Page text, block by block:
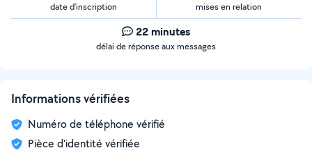
date d’inscription mises en relation
22 minutes
délai de réponse aux messages
Informations vérifiées
Numéro de téléphone vérifié
Pièce d'identité vérifiée